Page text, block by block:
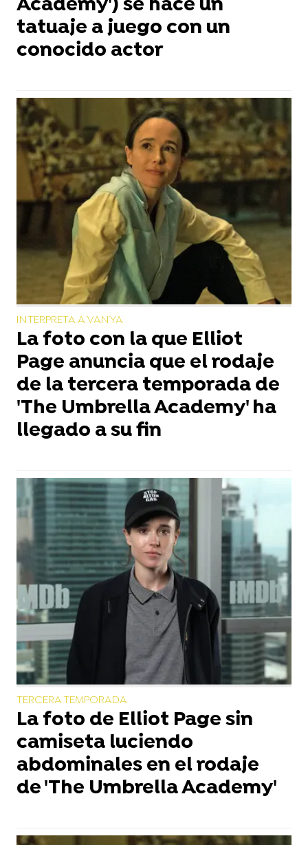
Academy') se hace un
tatuaje a juego con un
conocido actor
INTERPRETA A VANYA
La foto con la que Elliot
Page anuncia que el rodaje
de la tercera temporada de
'The Umbrella Academy' ha
llegado a su fin
TERCERA TEMPORADA
La foto de Elliot Page sin
camiseta luciendo
abdominales en el rodaje
de 'The Umbrella Academy'